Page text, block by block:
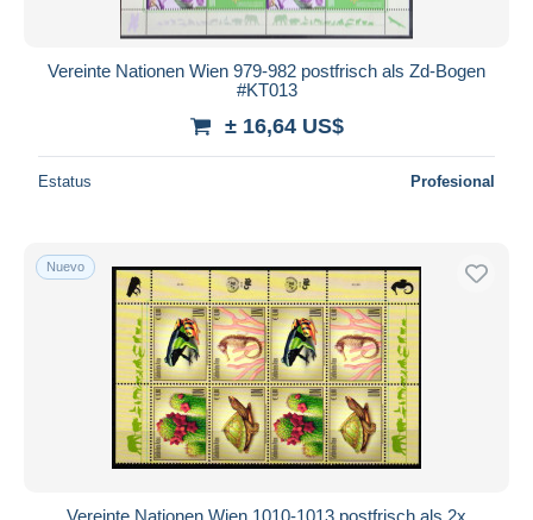
Vereinte Nationen Wien 979-982 postfrisch als Zd-Bogen
#KT013
± 16,64 US$
Estatus Profesional
Nuevo
Vereinte Nationen Wien 1010-1013 postfrisch als 2x